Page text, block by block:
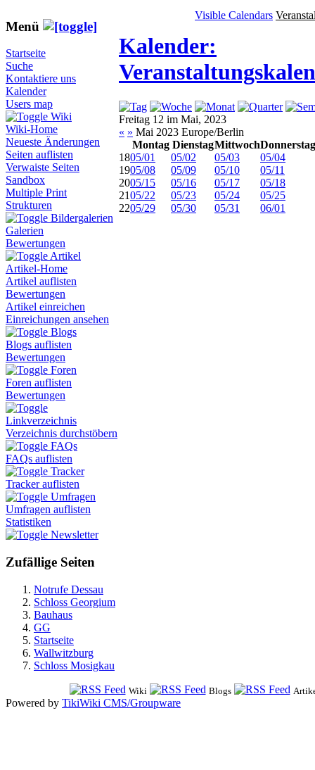
Menü
Startseite
Suche
Kontaktiere uns
Kalender
Users map
Wiki
Wiki-Home
Neueste Änderungen
Seiten auflisten
Verwaiste Seiten
Sandbox
Multiple Print
Strukturen
Bildergalerien
Galerien
Bewertungen
Artikel
Artikel-Home
Artikel auflisten
Bewertungen
Artikel einreichen
Einreichungen ansehen
Blogs
Blogs auflisten
Bewertungen
Foren
Foren auflisten
Bewertungen
Linkverzeichnis
Verzeichnis durchstöbern
FAQs
FAQs auflisten
Tracker
Tracker auflisten
Umfragen
Umfragen auflisten
Statistiken
Newsletter
Zufällige Seiten
Notrufe Dessau
Schloss Georgium
Bauhaus
GG
Startseite
Wallwitzburg
Schloss Mosigkau
Visible Calendars
Kalender:
Freitag 12 im Mai, 2023
« » Mai 2023 Europe/Berlin
Montag DienstagMittwochDonnerstag
1805/01 05/02 05/03
05/04
1905/08 05/09 05/10
05/11
2005/15 05/16 05/17
05/18
2105/22 05/23 05/24
05/25
2205/29 05/30 05/31 06/01
Wiki Blogs
Powered by TikiWiki CMS/Groupware